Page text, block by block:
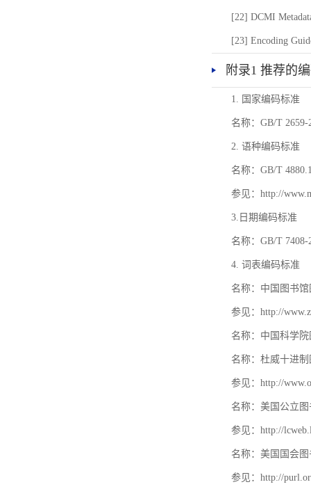
[22] DCMI
[23] Encoding
附录1 推荐的
1. 国家编码标准
名称：GB/T
2. 语种编码标准
名称：GB/T
参见：http://
3.日期编码标准
名称：GB/T
4. 词表编码标准
名称：中国图书
参见：http://
名称：中国科学
名称：杜威十进
参见：http://
名称：美国公立
参见：http://
名称：美国国会
参见：http://